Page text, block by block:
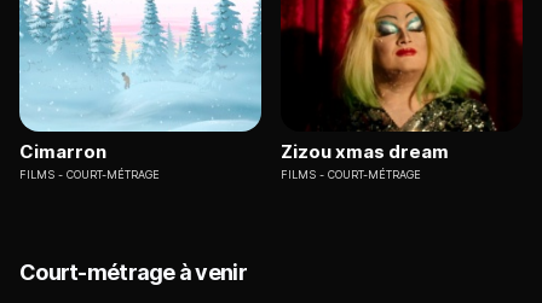
Cimarron
FILMS COURT-MÉTRAGE
Zizou xmas dream
FILMS COURT-MÉTRAGE
Court-métrage à venir